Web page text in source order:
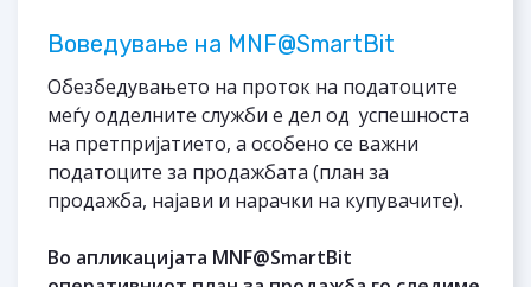
Воведување на MNF@SmartBit
Обезбедувањето на проток на податоците
меѓу одделните служби е дел од успешноста
на претпријатието, а особено се важни
податоците за продажбата (план за
продажба, најави и нарачки на купувачите).
Во апликацијата MNF@SmartBit